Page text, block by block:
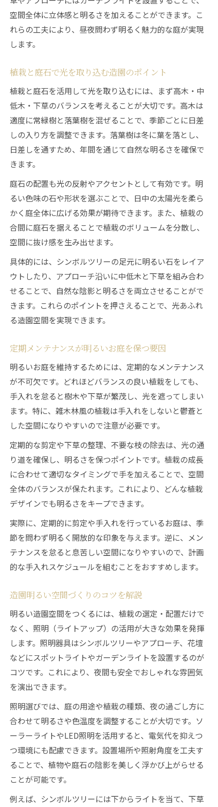
空間全体に立体感と明るさを加えることができます。こ
れらの工夫により、昼夜問わず明るく魅力的な庭が実現
します。
植栽と庭石で光を取り込む造園のポイント
植栽と庭石を活用して光を取り込むには、まず高木・中
低木・下草のバランスを考えることが大切です。高木は
適度に常緑樹と落葉樹を混ぜることで、季節ごとに日差
しの入り方を調整できます。落葉樹は冬に葉を落とし、
日差しを通すため、年間を通じて自然な明るさを確保で
きます。
庭石の配置も光の反射やアクセントとして有効です。明
るい色味の石や形状を選ぶことで、日中の太陽光を柔ら
かく庭全体に広げる効果が期待できます。また、植栽の
合間に庭石を据えることで植栽のボリュームを分散し、
空間に抜け感を生み出せます。
具体的には、シンボルツリーの足元に明るい石をレイア
ウトしたり、アプローチ沿いに中低木と下草を組み合わ
せることで、自然な陰影と明るさを両立させることがで
きます。これらのポイントを押さえることで、光あふれ
る造園空間を実現できます。
定期メンテナンスが明るいお庭を保つ要因
明るいお庭を維持するためには、定期的なメンテナンス
が不可欠です。どれほどバランスの良い植栽をしても、
手入れを怠ると樹木や下草が繁茂し、光を遮ってしまい
ます。特に、雑木林風の植栽は手入れをしないと鬱蒼と
した空間になりやすいので注意が必要です。
定期的な剪定や下草の整理、不要な枝の除去は、光の通
り道を確保し、明るさを保つポイントです。植栽の成長
に合わせて適切なタイミングで手を加えることで、空間
全体のバランスが保たれます。これにより、どんな植栽
デザインでも明るさをキープできます。
実際に、定期的に剪定や手入れを行っているお庭は、季
節を問わず明るく開放的な印象を与えます。逆に、メン
テナンスを怠ると息苦しい空間になりやすいので、計画
的な手入れスケジュールを組むことをおすすめします。
造園明るい空間づくりのコツを解説
明るい造園空間をつくるには、植栽の選定・配置だけで
なく、照明（ライトアップ）の活用が大きな効果を発揮
します。照明器具はシンボルツリーやアプローチ、花壇
などにスポットライトやガーデンライトを設置するのが
コツです。これにより、夜間も安全でおしゃれな雰囲気
を演出できます。
照明選びでは、庭の用途や植栽の種類、夜の過ごし方に
合わせて明るさや色温度を調整することが大切です。ソ
ーラーライトやLED照明を活用すると、電気代を抑えつ
つ環境にも配慮できます。設置場所や照射角度を工夫す
ることで、植物や庭石の陰影を美しく浮かび上がらせる
ことが可能です。
例えば、シンボルツリーには下からライトを当て、下草